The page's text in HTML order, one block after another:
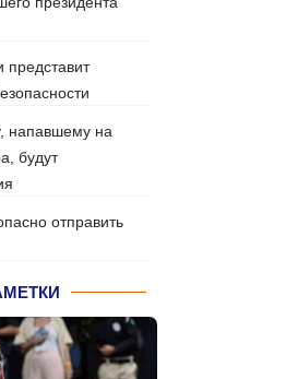
представит
напавшему на
будут
отправить